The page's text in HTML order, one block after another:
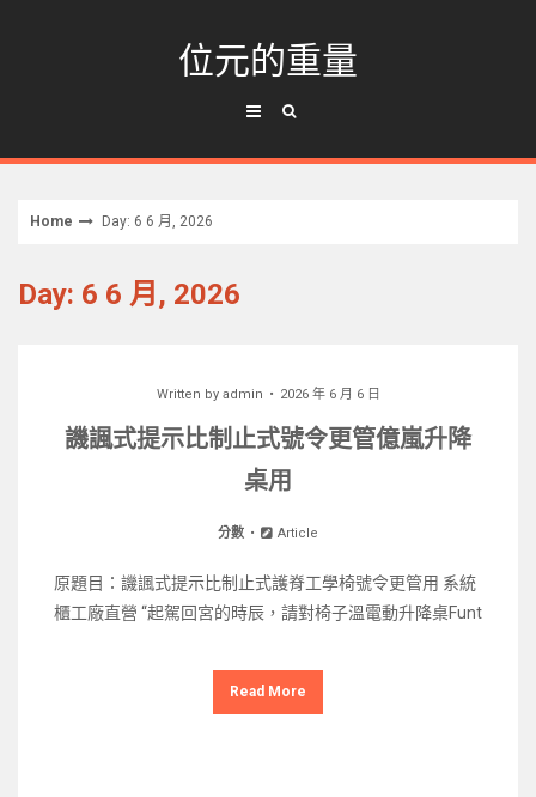
位元的重量
Home Day: 6 6 月, 2026
Day: 6 6 月, 2026
Written by admin 2026 年 6 月 6 日
譏諷式提示比制止式號令更管億嵐升降
桌用
分數 Article
原題目：譏諷式提示比制止式護脊工學椅號令更管用 系統
櫃工廠直營 “起駕回宮的時辰，請對椅子溫電動升降桌Funt
Read More